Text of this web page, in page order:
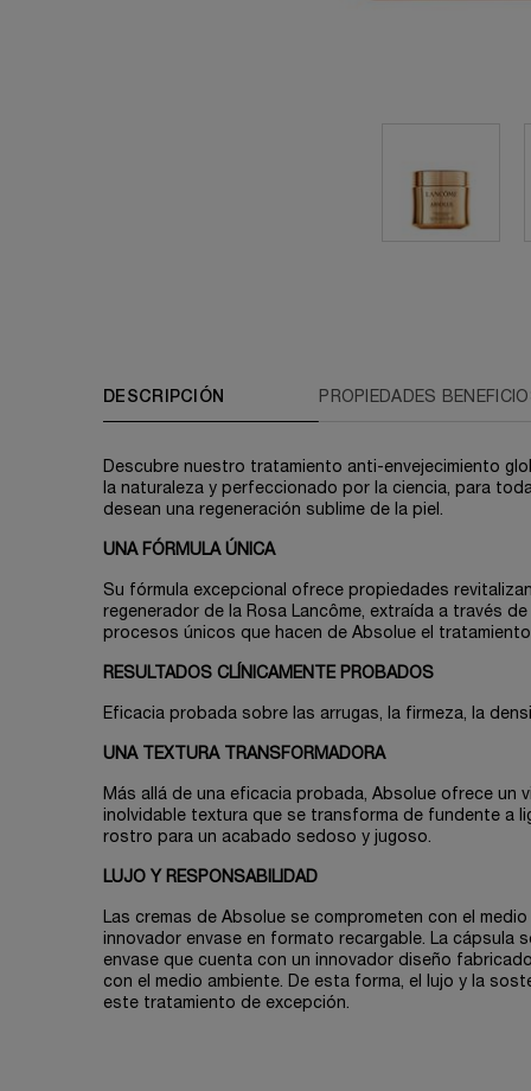
DESCRIPCIÓN PROPIEDADES
Descubre nuestro tratamiento anti-envejecimiento
la naturaleza y perfeccionado por la ciencia, para
desean una regeneración sublime de la piel.
UNA FÓRMULA ÚNICA
Su fórmula excepcional ofrece propiedades
regenerador de la Rosa Lancôme, extraída a través
procesos únicos que hacen de Absolue el
RESULTADOS CLÍNICAMENTE PROBADOS
Eficacia probada sobre las arrugas, la firmeza, la
UNA TEXTURA TRANSFORMADORA
Más allá de una eficacia probada, Absolue ofrece un
inolvidable textura que se transforma de fundente a
rostro para un acabado sedoso y jugoso.
LUJO Y RESPONSABILIDAD
Las cremas de Absolue se comprometen con el
innovador envase en formato recargable. La cápsula
envase que cuenta con un innovador diseño
con el medio ambiente. De esta forma, el lujo y la
este tratamiento de excepción.